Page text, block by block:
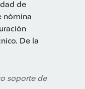
de
nómina
De la
soporte de